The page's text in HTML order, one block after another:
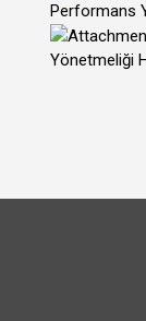
Performans
Yönetmeliği